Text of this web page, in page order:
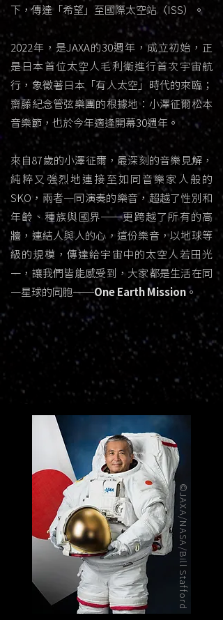
下，傳達「希望」至國際太空站（ISS）。
2022年，是JAXA的30週年，成立初始，正
是日本首位太空人毛利衛進行首次宇宙航
行，象徵著日本「有人太空」時代的來臨；
齋藤紀念管弦樂團的根據地：小澤征爾松本
音樂節， 也於今年適逢開幕30週年。
來自87歲的小澤征爾，最深刻的音樂見解，
純粹又強烈地連接至如同音樂家人般的
SKO， 兩者一同演奏的樂音，超越了性別和
年齡、種族與國界──更跨越了所有的高
牆，連結人與人的心， 這份樂音，以地球等
級的規模，傳達給宇宙中的太空人若田光
一， 讓我們皆能感受到，大家都是生活在同
一星球的同胞──One Earth Mission。
©JAXA/NASA/Bill Stafford